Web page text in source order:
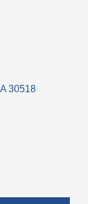
30518